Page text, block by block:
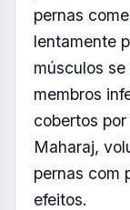
pernas
lentamente
músculos
membros
cobertos
Maharaj,
pernas com
efeitos.